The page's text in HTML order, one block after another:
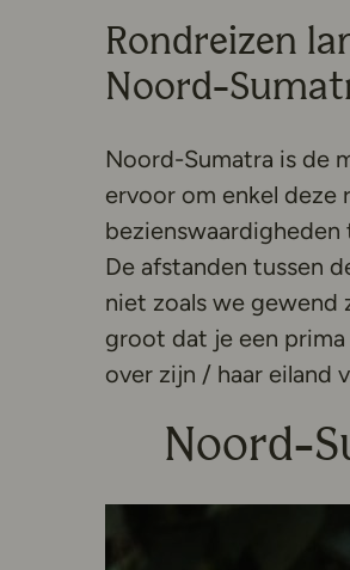
Rondreizen
Noord-
Noord-Sumatra is de
ervoor om enkel deze
De afstanden tussen
niet zoals we gewend
groot dat je een
over zijn / haar eiland
Noord-